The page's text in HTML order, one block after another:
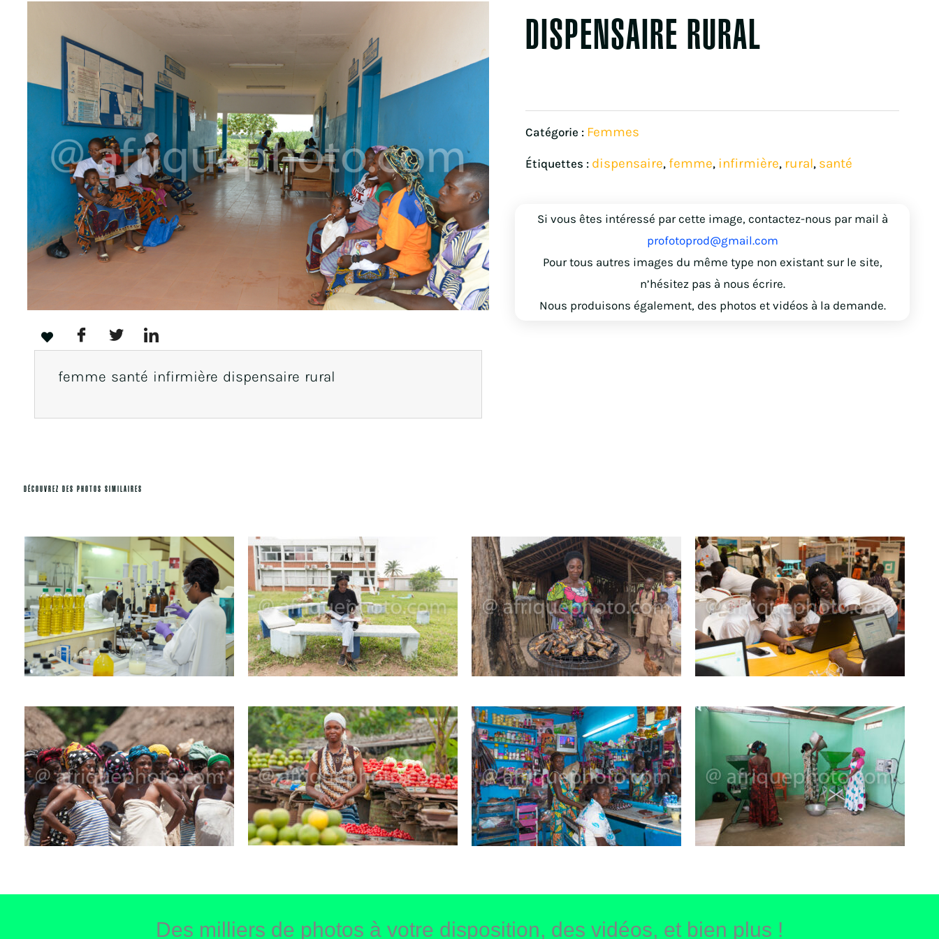
femme santé infirmière dispensaire rural
DISPENSAIRE RURAL
Catégorie : Femmes
Étiquettes : dispensaire, femme, infirmière, rural, santé
Si vous êtes intéressé par cette image, contactez-nous par mail à
profotoprod@gmail.com
Pour tous autres images du même type non existant sur le site,
n’hésitez pas à nous écrire.
Nous produisons également, des photos et vidéos à la demande.
DÉCOUVREZ DES PHOTOS SIMILAIRES
Des milliers de photos à votre disposition, des vidéos, et bien plus !